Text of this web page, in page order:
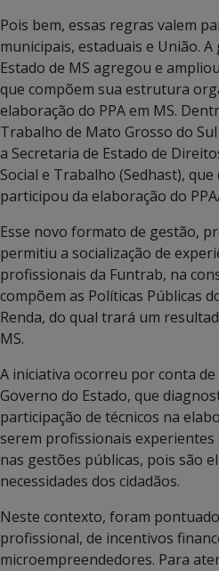
Pois bem, essas regras valem
municipais, estaduais e União.
Estado de MS agregou e
que compõem sua estrutura
elaboração do PPA em MS.
Trabalho de Mato Grosso do
a Secretaria de Estado de
Social e Trabalho (Sedhast),
participou da elaboração do
Esse novo formato de gestão,
permitiu a socialização de
profissionais da Funtrab, na
compõem as Políticas Públicas
Renda, do qual trará um
MS.
A iniciativa ocorreu por conta
Governo do Estado, que
participação de técnicos na
serem profissionais experientes
nas gestões públicas, pois são
necessidades dos cidadãos.
Neste contexto, foram
profissional, de incentivos
microempreendedores. Para